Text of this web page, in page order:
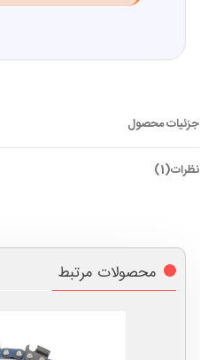
جزئیات محصول
نظرات(1)
محصولات مرتبط